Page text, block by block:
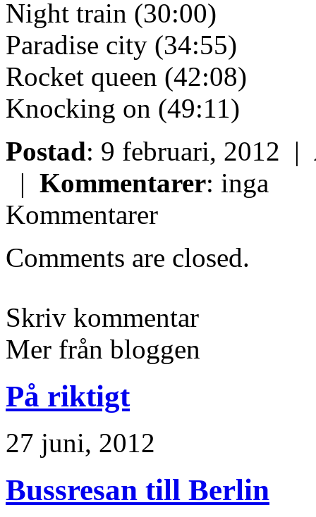
Night train (30:00)
Paradise city (34:55)
Rocket queen (42:08)
Knocking on (49:11)
Postad: 9 februari, 2012 |
| Kommentarer: inga
Kommentarer
Comments are closed.
Skriv kommentar
Mer från bloggen
På riktigt
27 juni, 2012
Bussresan till Berlin